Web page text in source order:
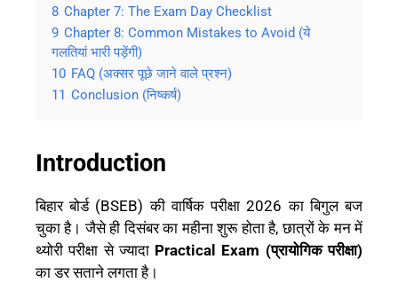
8 Chapter 7: The Exam Day Checklist
9 Chapter 8: Common Mistakes to Avoid (ये
गलतियां भारी पड़ेंगी)
10 FAQ (अक्सर पूछे जाने वाले प्रश्न)
11 Conclusion (निष्कर्ष)
Introduction
बिहार बोर्ड (BSEB) की वार्षिक परीक्षा 2026 का बिगुल बज
चुका है। जैसे ही दिसंबर का महीना शुरू होता है, छात्रों के मन में
थ्योरी परीक्षा से ज्यादा Practical Exam (प्रायोगिक परीक्षा)
का डर सताने लगता है।